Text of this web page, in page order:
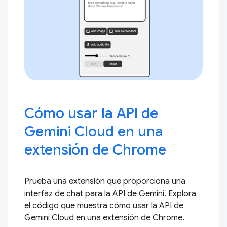
Cómo usar la API de
Gemini Cloud en una
extensión de Chrome
Prueba una extensión que proporciona una
interfaz de chat para la API de Gemini. Explora
el código que muestra cómo usar la API de
Gemini Cloud en una extensión de Chrome.